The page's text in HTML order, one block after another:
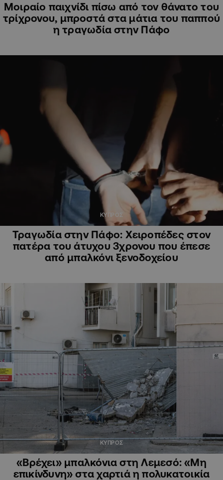
Μοιραίο παιχνίδι πίσω από τον θάνατο του
τρίχρονου, μπροστά στα μάτια του παππού
η τραγωδία στην Πάφο
ΚΥΠΡΟΣ
Τραγωδία στην Πάφο: Χειροπέδες στον
πατέρα του άτυχου 3χρονου που έπεσε
από μπαλκόνι ξενοδοχείου
ΚΥΠΡΟΣ
«Βρέχει» μπαλκόνια στη Λεμεσό: «Μη
επικίνδυνη» στα χαρτιά η πολυκατοικία